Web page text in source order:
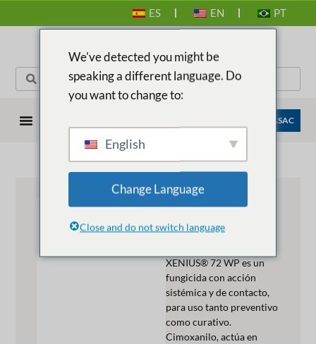
ES EN PT
EMPRESAS ANASAC
XENIUS® 72
WP
XENIUS® 72 WP es un
fungicida con acción
sistémica y de contacto,
para uso tanto preventivo
como curativo.
Cimoxanilo, actúa en
We've detected you might be
speaking a different language. Do
you want to change to:
English
Change Language
Close and do not switch language